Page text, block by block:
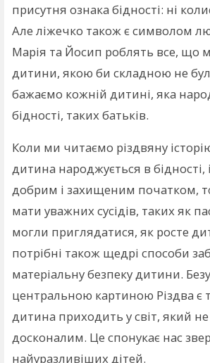
присутня ознака бідності: ні
Але ліжечко також є символом
Марія та Йосип роблять все, що
дитини, якою би складною не
бажаємо кожній дитині, яка
бідності, таких батьків.
Коли ми читаємо різдвяну
дитина народжується в
добрим і захищеним початком,
мати уважних сусідів, таких як
могли приглядатися, як росте
потрібні також щедрі способи
матеріальну безпеку дитини.
центральною картиною Різдва є
дитина приходить у світ, який не
досконалим. Це спонукає нас
найуразливіших дітей.